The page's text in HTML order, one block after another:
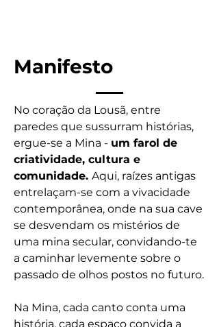
Manifesto
No coração da Lousã, entre
paredes que sussurram histórias,
ergue-se a Mina - um farol de
criatividade, cultura e
comunidade. Aqui, raízes antigas
entrelaçam-se com a vivacidade
contemporânea, onde na sua cave
se desvendam os mistérios de
uma mina secular, convidando-te
a caminhar levemente sobre o
passado de olhos postos no futuro.
Na Mina, cada canto conta uma
história, cada espaço convida a